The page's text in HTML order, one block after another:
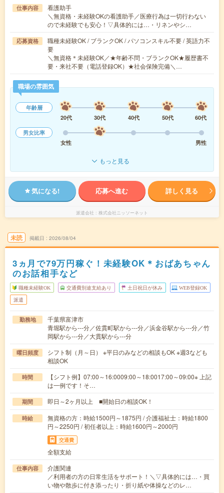
仕事内容
看護助手
＼無資格・未経験OKの看護助手／医療行為は一切行わない
ので未経験でも安心！▽具体的には…・リネンやシ…
応募資格
職種未経験OK / ブランクOK / パソコンスキル不要 / 英語力不
要
＼無資格＊未経験OK／★年齢不問・ブランクOK★履歴書不
要・来社不要（電話登録OK）★社会保険完備＼…
職場の雰囲気
年齢層
20代
30代 40代 50代
60代
男女比率
女性
男性
もっと見る
気になる! 応募へ進む 詳しく見る
派遣会社 株式会社ニッソーネット
未読 掲載日 2026/08/04
3ヵ月で79万円稼ぐ！未経験OK＊おばあちゃん
のお話相手など
職種未経験OK 交通費別途支給あり 土日祝日が休み WEB登録OK
派遣
勤務地
千葉県富津市
青堀駅から---分／佐貫町駅から---分／浜金谷駅から---分／竹
岡駅から---分／大貫駅から---分
曜日頻度
シフト制（月～日） ※平日のみなどの相談もOK ※週3なども
相談OK
時間
【シフト例】07:00～16:0009:00～18:0017:00～09:00※ 上記
は一例です！そ…
期間 即日～2ヶ月以上 ■開始日の相談OK！
時給
無資格の方：時給1500円～1875円 / 介護福祉士：時給1800
円～2250円 / 初任者以上：時給1600円～2000円
交通費
全額支給
仕事内容
介護関連
／利用者の方の日常生活をサポート！＼▽具体的には…・買
い物や散歩に付き添ったり・折り紙や体操などのレ…